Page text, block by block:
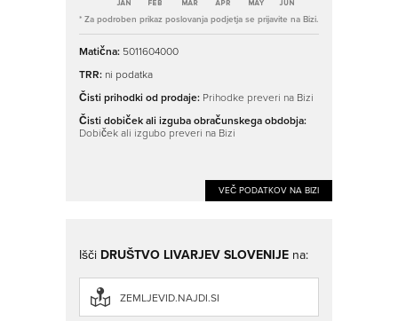
* Za podroben prikaz poslovanja podjetja se prijavite na Bizi.
Matična: 5011604000
TRR: ni podatka
Čisti prihodki od prodaje: Prihodke preveri na Bizi
Čisti dobiček ali izguba obračunskega obdobja:
Dobiček ali izgubo preveri na Bizi
VEČ PODATKOV NA BIZI
Išči DRUŠTVO LIVARJEV SLOVENIJE na:
ZEMLJEVID.NAJDI.SI